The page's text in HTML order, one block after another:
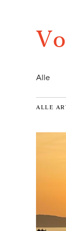
Alle
ALLE